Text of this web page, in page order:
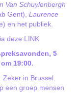
Van Schuylenbergh
Gent), Laurence
en het publiek.
deze LINK
5
19:00.
in Brussel.
een groep mensen